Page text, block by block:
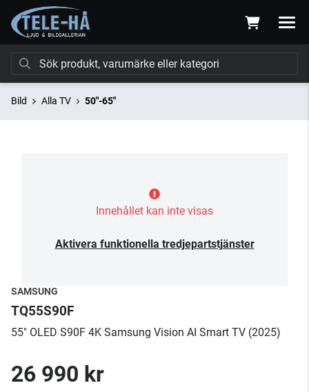
Bild Alla TV 50"-65"
Innehållet kan inte visas
Aktivera funktionella tredjepartstjänster
SAMSUNG
TQ55S90F
55" OLED S90F 4K Samsung Vision AI Smart TV (2025)
26 990 kr